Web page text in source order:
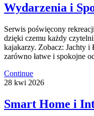
Wydarzenia i
Serwis poświęcony
dzięki czemu każdy
kajakarzy. Zobacz: Jachty i
zarówno łatwe i spokojne
Continue
28 kwi 2026
Smart Home i